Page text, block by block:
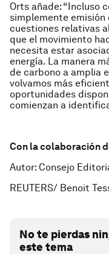
Orts añade: “Incluso
simplemente emisión
cuestiones relativas
que el movimiento
necesita estar
energía. La manera
de carbono a amplia
volvamos más
oportunidades
comienzan a
Con la colaboración
Autor: Consejo
REUTERS/ Benoit
No te pierdas
este tema